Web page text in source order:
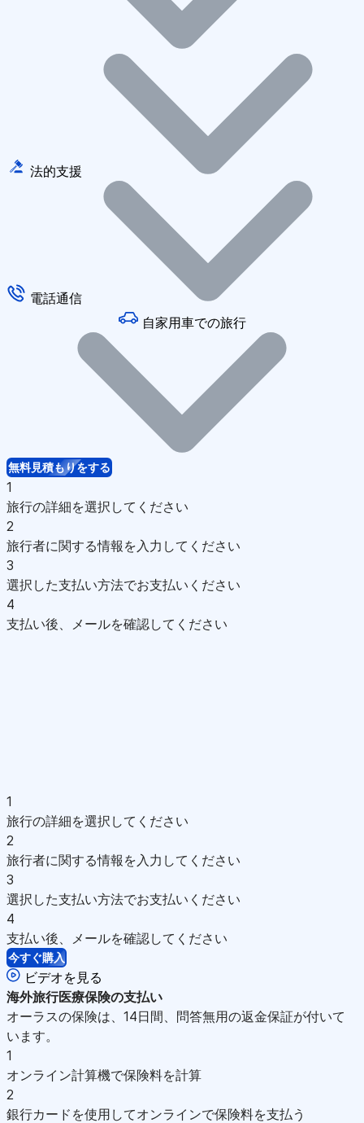
法的支援
電話通信
自家用車での旅行
無料見積もりをする
1
旅行の詳細を選択してください
2
旅行者に関する情報を入力してください
3
選択した支払い方法でお支払いください
4
支払い後、メールを確認してください
1
旅行の詳細を選択してください
2
旅行者に関する情報を入力してください
3
選択した支払い方法でお支払いください
4
支払い後、メールを確認してください
今すぐ購入
ビデオを見る
海外旅行医療保険の支払い
オーラスの保険は、14日間、問答無用の返金保証が付いて
います。
1
オンライン計算機で保険料を計算
2
銀行カードを使用してオンラインで保険料を支払う